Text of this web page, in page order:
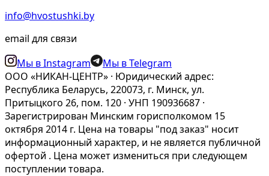
info@hvostushki.by
email для связи
Мы в Instagram
Мы в Telegram
ООО «НИКАН-ЦЕНТР» · Юридический адрес:
Республика Беларусь, 220073, г. Минск, ул.
Притыцкого 26, пом. 120 · УНП 190936687 ·
Зарегистрирован Минским горисполкомом 15
октября 2014 г. Цена на товары "под заказ" носит
информационный характер, и не является публичной
офертой . Цена может измениться при следующем
поступлении товара.